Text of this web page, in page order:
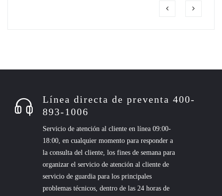
Línea directa de preventa 400-
893-1006
Servicio de atención al cliente en línea 09:00-
18:00, en cualquier momento para responder a
la consulta del cliente, los fines de semana para
organizar el servicio de atención al cliente de
servicio de guardia para los principales
problemas técnicos, dentro de las 24 horas de